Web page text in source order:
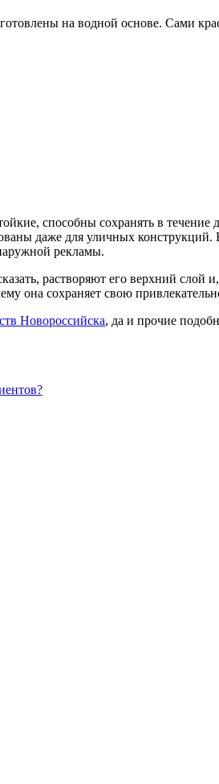
на водной основе. Сами
способны сохранять в
даже для уличных
рекламы.
растворяют его верхний слой
она сохраняет свою
Новороссийска, да и прочие